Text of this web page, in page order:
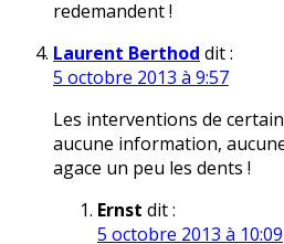
redemandent !
Laurent Berthod dit :
5 octobre 2013 à 9:57
Les interventions de
aucune information,
agace un peu les dents !
Ernst dit :
5 octobre 2013 à 10:09